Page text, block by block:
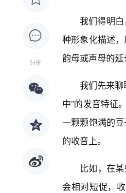
分享
我们得明
种形象化描述
韵母或声母的
我们先来聊
中”的发音特征
一颗颗饱满的
的收音上。
比如，在
会相对短促，